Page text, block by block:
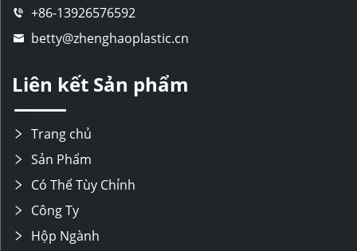
+86-13926576592
betty@zhenghaoplastic.cn
Liên kết Sản phẩm
Trang chủ
Sản Phẩm
Có Thể Tùy Chỉnh
Công Ty
Hộp Ngành